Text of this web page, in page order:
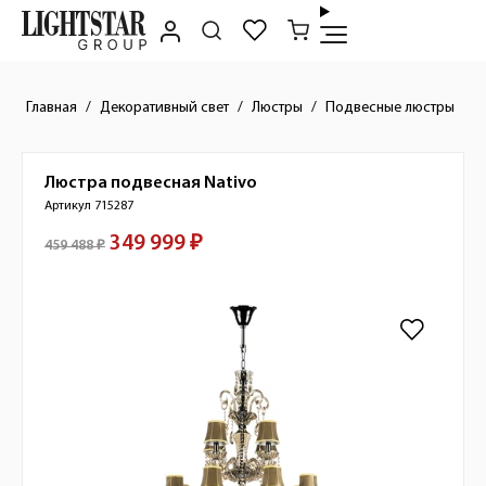
Главная Декоративный свет Люстры Подвесные люстры
Краткое описание товара
Изображения товара
Люстра подвесная Nativo
Артикул 715287
Стоимость товара
459 488 ₽ 349 999 ₽